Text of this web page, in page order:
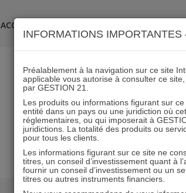
ACCUEIL
INFORMATIONS
Préalablement à la navigation sur ce site
applicable vous autorise à consulter ce
par GESTION 21.
Les produits ou informations figurant sur
entité dans un pays ou une juridiction où
réglementaires, ou qui imposerait à
juridictions. La totalité des produits ou
pour tous les clients.
Les informations figurant sur ce site ne
titres, un conseil d’investissement quant à
fournir un conseil d’investissement ou un
titres ou autres instruments financiers.